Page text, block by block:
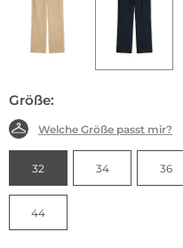
Größe:
Welche Größe passt mir?
32 34 36
44